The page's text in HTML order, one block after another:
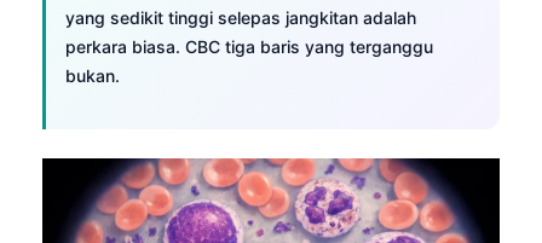
yang sedikit tinggi selepas jangkitan adalah
perkara biasa. CBC tiga baris yang terganggu
bukan.